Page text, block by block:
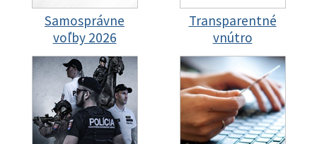
Samosprávne
voľby 2026
Transparentné
vnútro